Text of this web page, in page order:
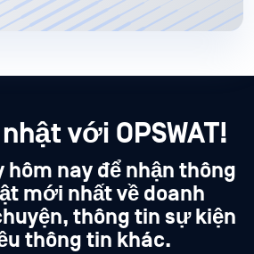
với OPSWAT!
hôm nay để nhận thông
mới nhất về doanh
thông tin sự kiện
thông tin khác.